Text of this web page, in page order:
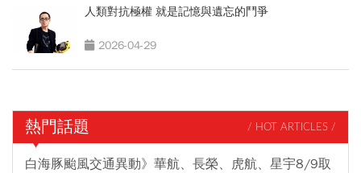
人類對抗極權 就是記憶與遺忘的鬥爭
2026-04-29
熱門話題 / HOT ARTICLES /
白海豚颱風交通異動》華航、長榮、虎航、星宇8/9取